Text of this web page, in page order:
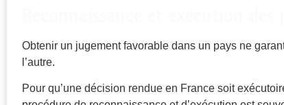
Obtenir un jugement favorable dans un pays ne
l’autre.
Pour qu’une décision rendue en France soit